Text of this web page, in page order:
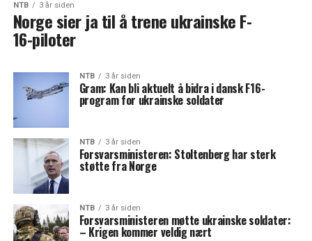
NTB 3 år siden
Norge sier ja til å trene ukrainske F-
16-piloter
NTB 3 år siden
Gram: Kan bli aktuelt å bidra i dansk F16-
program for ukrainske soldater
NTB 3 år siden
Forsvarsministeren: Stoltenberg har sterk
støtte fra Norge
NTB 3 år siden
Forsvarsministeren møtte ukrainske soldater:
– Krigen kommer veldig nært